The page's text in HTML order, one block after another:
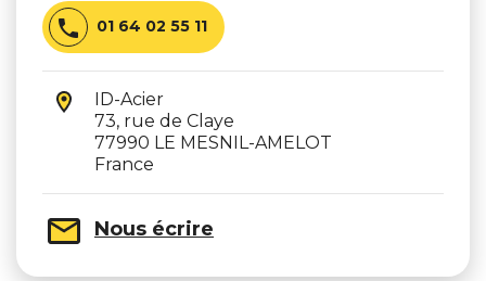
 01 64 02 55 11
ID-Acier
73, rue de Claye
77990 LE MESNIL-AMELOT
France
Nous écrire